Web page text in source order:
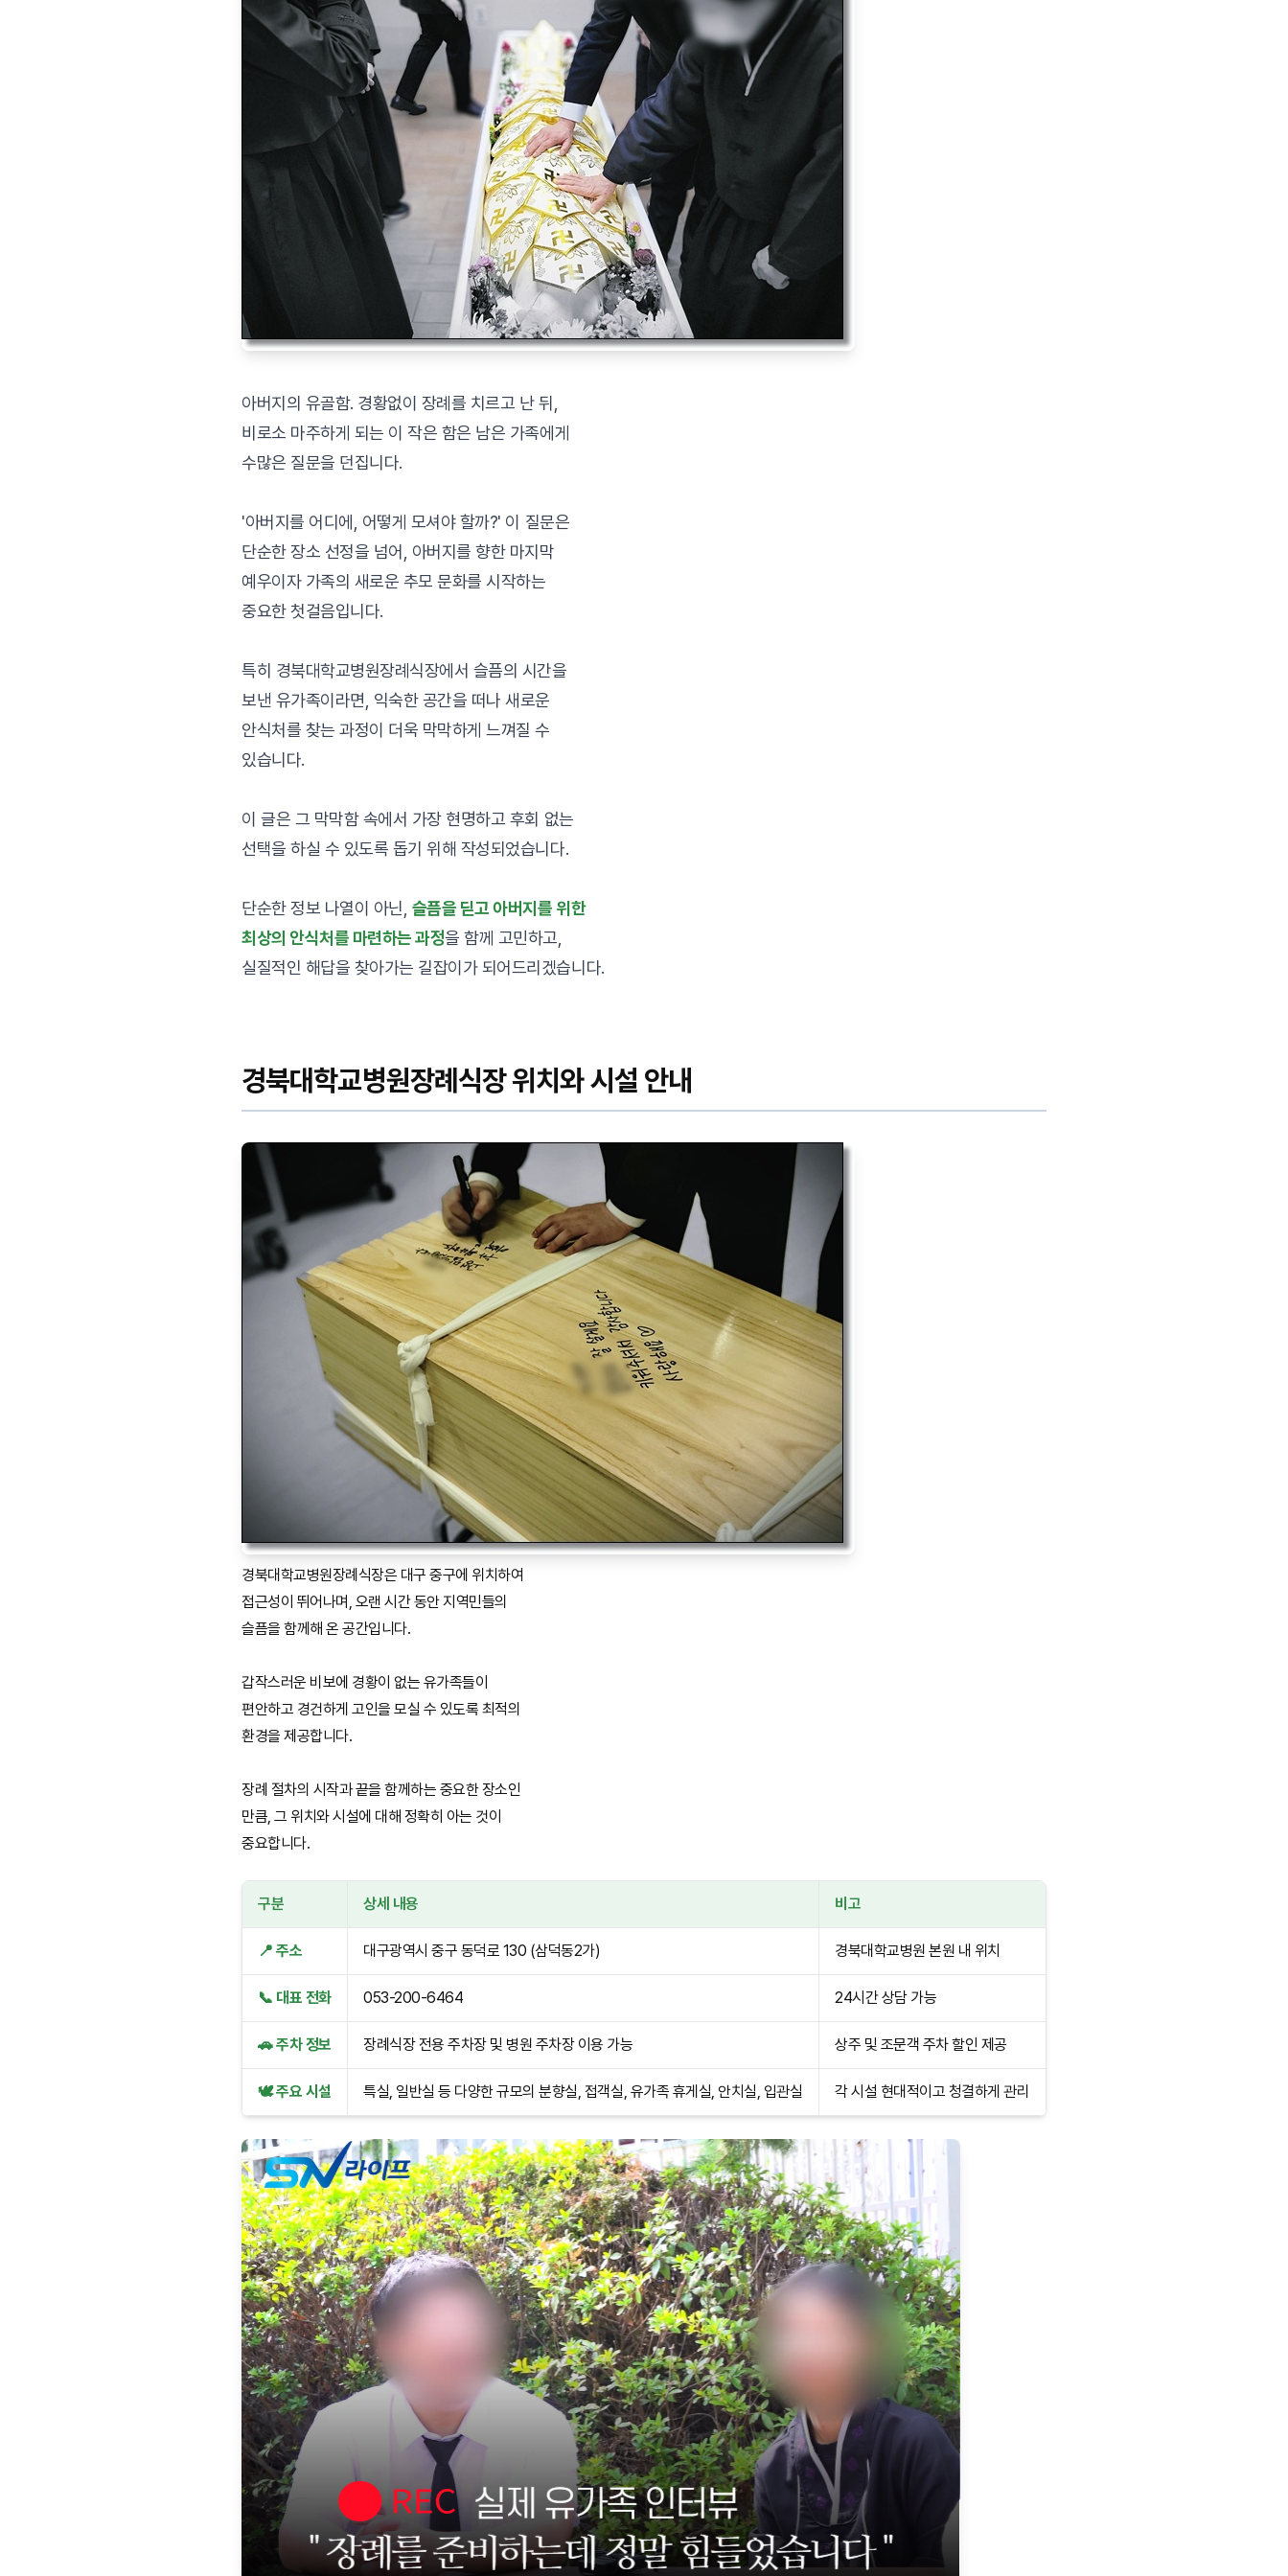
아버지의 유골함. 경황없이 장례를 치르고 난 뒤,
비로소 마주하게 되는 이 작은 함은 남은 가족에게
수많은 질문을 던집니다.
'아버지를 어디에, 어떻게 모셔야 할까?' 이 질문은
단순한 장소 선정을 넘어, 아버지를 향한 마지막
예우이자 가족의 새로운 추모 문화를 시작하는
중요한 첫걸음입니다.
특히 경북대학교병원장례식장에서 슬픔의 시간을
보낸 유가족이라면, 익숙한 공간을 떠나 새로운
안식처를 찾는 과정이 더욱 막막하게 느껴질 수
있습니다.
이 글은 그 막막함 속에서 가장 현명하고 후회 없는
선택을 하실 수 있도록 돕기 위해 작성되었습니다.
단순한 정보 나열이 아닌, 슬픔을 딛고 아버지를 위한
최상의 안식처를 마련하는 과정을 함께 고민하고,
실질적인 해답을 찾아가는 길잡이가 되어드리겠습니다.
경북대학교병원장례식장 위치와 시설 안내
경북대학교병원장례식장은 대구 중구에 위치하여
접근성이 뛰어나며, 오랜 시간 동안 지역민들의
슬픔을 함께해 온 공간입니다.
갑작스러운 비보에 경황이 없는 유가족들이
편안하고 경건하게 고인을 모실 수 있도록 최적의
환경을 제공합니다.
장례 절차의 시작과 끝을 함께하는 중요한 장소인
만큼, 그 위치와 시설에 대해 정확히 아는 것이
중요합니다.
구분 상세 내용 비고
📍 주소 대구광역시 중구 동덕로 130 (삼덕동2가) 경북대학교병원 본원 내 위치
📞 대표 전화 053-200-6464 24시간 상담 가능
🚗 주차 정보 장례식장 전용 주차장 및 병원 주차장 이용 가능 상주 및 조문객 주차 할인 제공
🕊️ 주요 시설 특실, 일반실 등 다양한 규모의 분향실, 접객실, 유가족 휴게실, 안치실, 입관실 각 시설 현대적이고 청결하게 관리